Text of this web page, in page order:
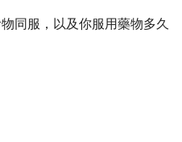
同服，以及你服用藥物多久